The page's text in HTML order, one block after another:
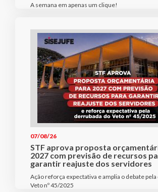
A semana em apenas um clique!
07/08/26
STF aprova proposta
2027 com previsão de recursos
garantir reajuste dos servidores
Ação reforça expectativa e amplia o debate
Veto nº 45/2025